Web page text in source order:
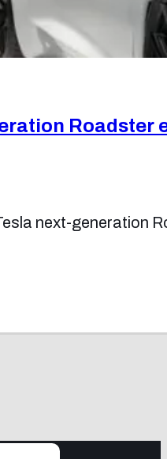
Roadster
next-generation